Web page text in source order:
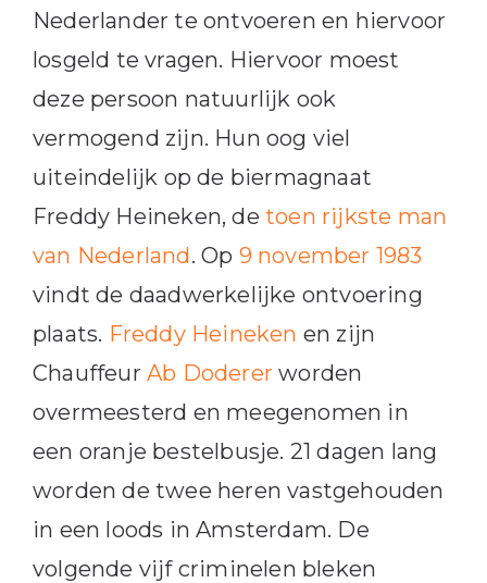
Nederlander te ontvoeren en hiervoor
losgeld te vragen. Hiervoor moest
deze persoon natuurlijk ook
vermogend zijn. Hun oog viel
uiteindelijk op de biermagnaat
Freddy Heineken, de toen rijkste man
van Nederland. Op 9 november 1983
vindt de daadwerkelijke ontvoering
plaats. Freddy Heineken en zijn
Chauffeur Ab Doderer worden
overmeesterd en meegenomen in
een oranje bestelbusje. 21 dagen lang
worden de twee heren vastgehouden
in een loods in Amsterdam. De
volgende vijf criminelen bleken